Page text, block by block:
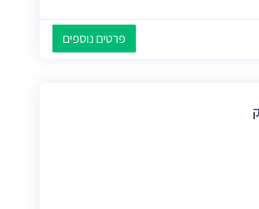
פרטים נוספים